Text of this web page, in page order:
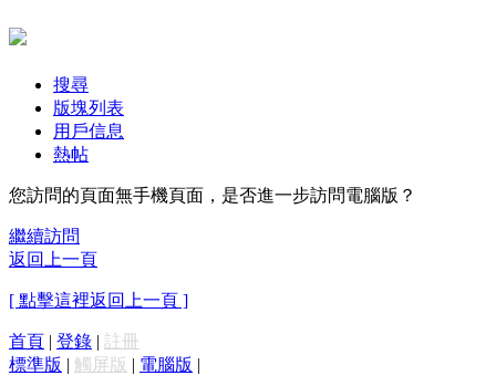
搜尋
版塊列表
用戶信息
熱帖
您訪問的頁面無手機頁面，是否進一步訪問電腦版？
繼續訪問
返回上一頁
[ 點擊這裡返回上一頁 ]
首頁 | 登錄 | 註冊
標準版 | 觸屏版 | 電腦版 |